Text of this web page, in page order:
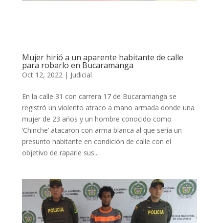
Mujer hirió a un aparente habitante de calle
para robarlo en Bucaramanga
Oct 12, 2022 | Judicial
En la calle 31 con carrera 17 de Bucaramanga se
registró un violento atraco a mano armada donde una
mujer de 23 años y un hombre conocido como
‘Chinche’ atacaron con arma blanca al que sería un
presunto habitante en condición de calle con el
objetivo de raparle sus...